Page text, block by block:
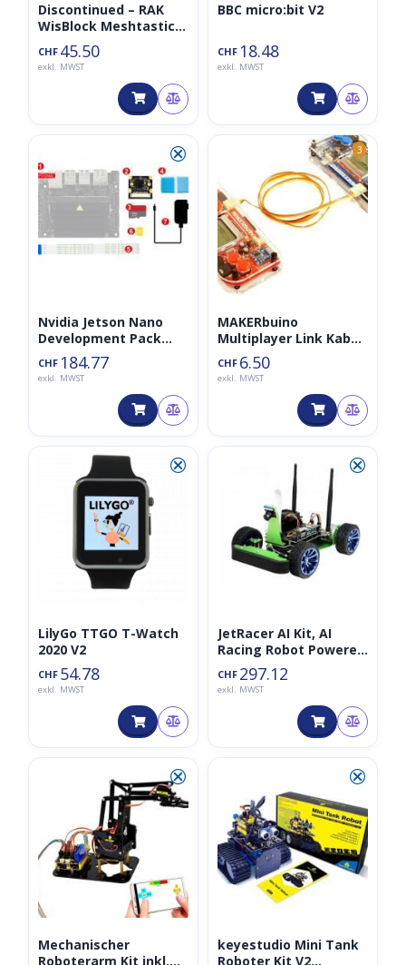
Discontinued – RAK
WisBlock Meshtastic
Starter Kit
CHF 45.50
exkl. MWST
BBC micro:bit V2
CHF 18.48
exkl. MWST
⮿
Nvidia Jetson Nano
Development Pack
(Typ B 4GB), inkl.
Kamera, SD-Karte,
Stromadapter
CHF 184.77
exkl. MWST
3
MAKERbuino
Multiplayer Link Kabel
CHF 6.50
exkl. MWST
⮿
LilyGo TTGO T-Watch
2020 V2
CHF 54.78
exkl. MWST
⮿
JetRacer AI Kit, AI
Racing Robot Powered
by Nvidia Jetson Nano
CHF 297.12
exkl. MWST
⮿
Mechanischer
Roboterarm Kit inkl.
⮿
keyestudio Mini Tank
Roboter Kit V2